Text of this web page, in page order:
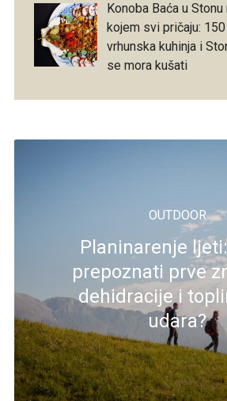
Konoba Baća u
kojem svi pričaju:
vrhunska kuhinja i
se mora kušati
OUTDOOR
Planinarenje
prepoznati prve
dehidracije i
udara?